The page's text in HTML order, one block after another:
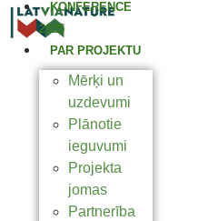
KONFERENCE
2025
PAR PROJEKTU
Mērķi un
uzdevumi
Plānotie
ieguvumi
Projekta
jomas
Partnerība